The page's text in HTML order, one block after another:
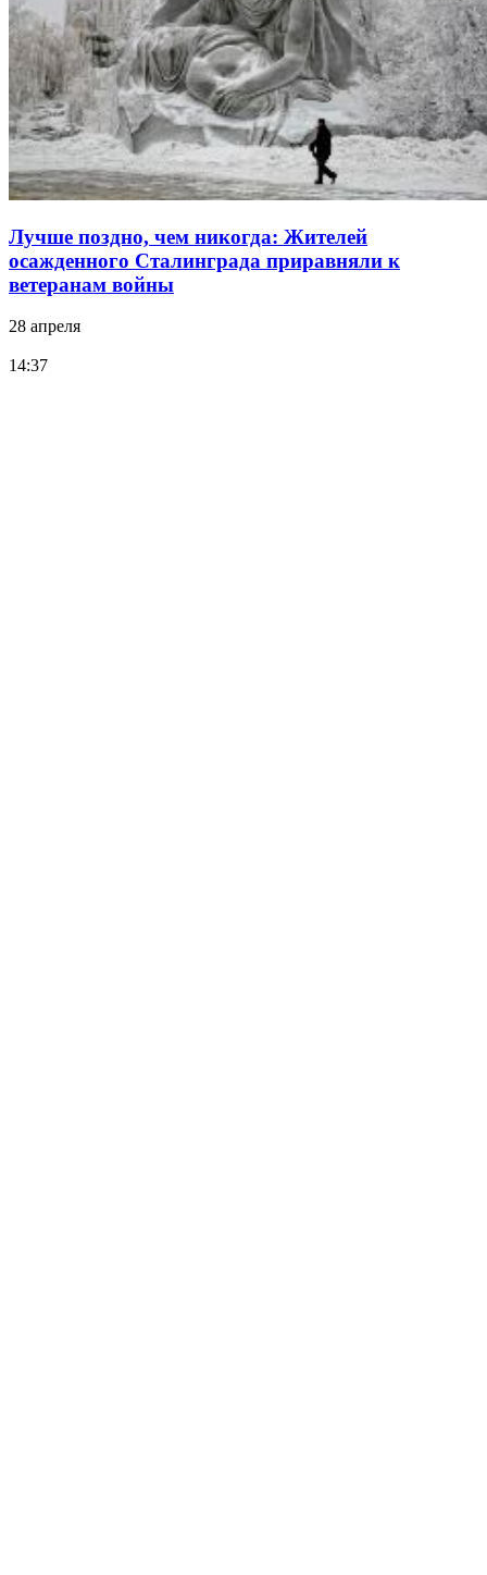
Лучше поздно, чем никогда: Жителей
осажденного Сталинграда приравняли к
ветеранам войны
28 апреля
14:37